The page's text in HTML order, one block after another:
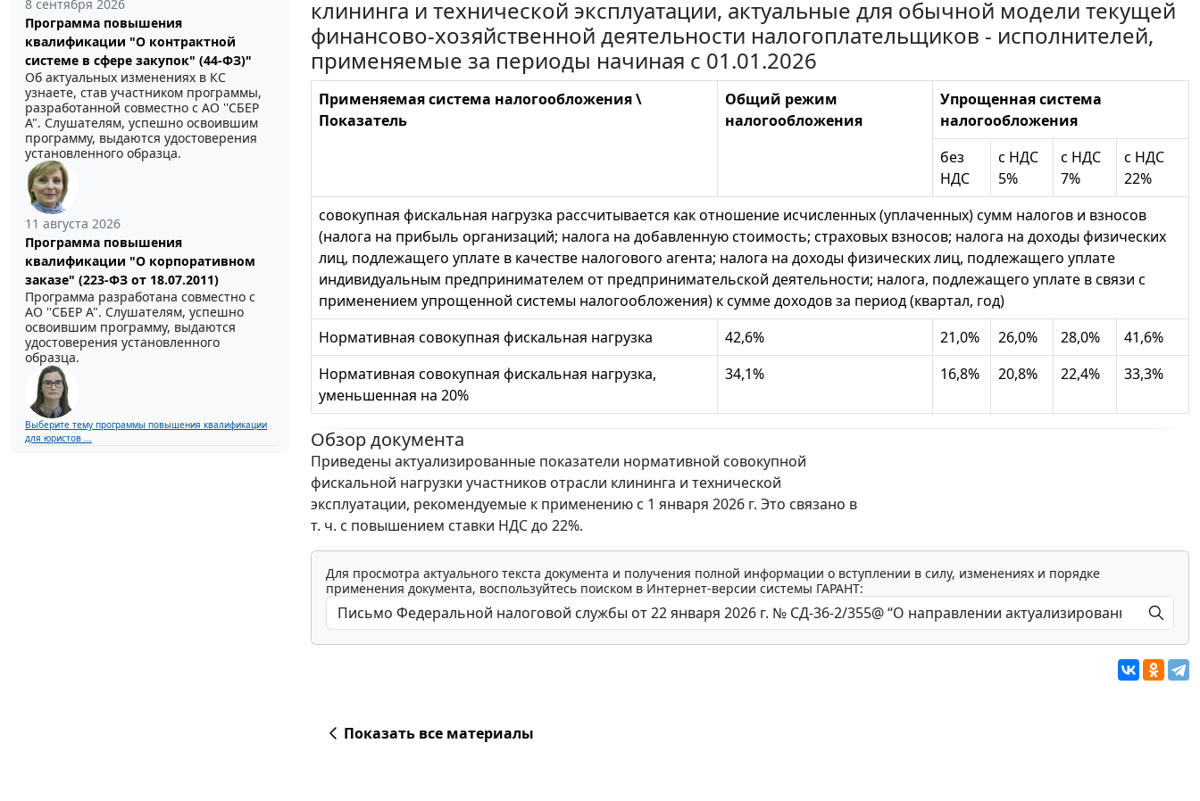
8 сентября 2026
Программа повышения
квалификации "О контрактной
системе в сфере закупок" (44-ФЗ)"
Об актуальных изменениях в КС
узнаете, став участником программы,
разработанной совместно с АО ''СБЕР
А". Слушателям, успешно освоившим
программу, выдаются удостоверения
установленного образца.
11 августа 2026
Программа повышения
квалификации "О корпоративном
заказе" (223-ФЗ от 18.07.2011)
Программа разработана совместно с
АО ''СБЕР А". Слушателям, успешно
освоившим программу, выдаются
удостоверения установленного
образца.
Выберите тему программы повышения квалификации
для юристов ...
клининга и технической эксплуатации, актуальные для обычной модели текущей
финансово-хозяйственной деятельности налогоплательщиков - исполнителей,
применяемые за периоды начиная с 01.01.2026
Применяемая система налогообложения \
Показатель
Общий режим
налогообложения
Упрощенная система
налогообложения
без
НДС
с НДС
5%
с НДС
7%
с НДС
22%
совокупная фискальная нагрузка рассчитывается как отношение исчисленных (уплаченных) сумм налогов и взносов
(налога на прибыль организаций; налога на добавленную стоимость; страховых взносов; налога на доходы физических
лиц, подлежащего уплате в качестве налогового агента; налога на доходы физических лиц, подлежащего уплате
индивидуальным предпринимателем от предпринимательской деятельности; налога, подлежащего уплате в связи с
применением упрощенной системы налогообложения) к сумме доходов за период (квартал, год)
Нормативная совокупная фискальная нагрузка
42,6% 21,0% 26,0% 28,0%
41,6%
Нормативная совокупная фискальная нагрузка,
уменьшенная на 20%
34,1% 16,8% 20,8% 22,4% 33,3%
Обзор документа
Приведены актуализированные показатели нормативной совокупной
фискальной нагрузки участников отрасли клининга и технической
эксплуатации, рекомендуемые к применению с 1 января 2026 г. Это связано в
т. ч. с повышением ставки НДС до 22%.
Для просмотра актуального текста документа и получения полной информации о вступлении в силу, изменениях и порядке
применения документа, воспользуйтесь поиском в Интернет-версии системы ГАРАНТ:
Показать все материалы